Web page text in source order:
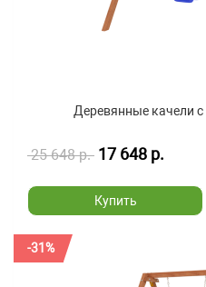
Деревянные качели
25 648 р. 17 648 р.
Купить
-31%